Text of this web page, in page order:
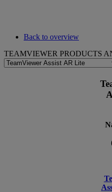
Back to overview
TEAMVIEWER PRODUCTS